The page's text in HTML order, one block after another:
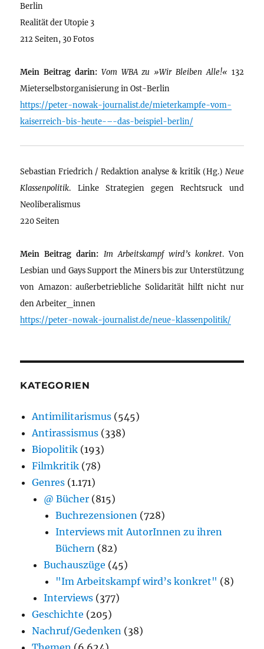
Berlin
Realität der Utopie 3
212 Seiten, 30 Fotos
Mein Beitrag darin: Vom WBA zu »Wir Bleiben Alle!« 132
Mieterselbstorganisierung in Ost-Berlin
https://peter-nowak-journalist.de/mieterkampfe-vom-
kaiserreich-bis-heute-–-das-beispiel-berlin/
Sebastian Friedrich / Redaktion analyse & kritik (Hg.) Neue
Klassenpolitik. Linke Strategien gegen Rechtsruck und
Neoliberalismus
220 Seiten
Mein Beitrag darin: Im Arbeitskampf wird’s konkret. Von
Lesbian und Gays Support the Miners bis zur Unterstützung
von Amazon: außerbetriebliche Solidarität hilft nicht nur
den Arbeiter_innen
https://peter-nowak-journalist.de/neue-klassenpolitik/
KATEGORIEN
Antimilitarismus (545)
Antirassismus (338)
Biopolitik (193)
Filmkritik (78)
Genres (1.171)
@ Bücher (815)
Buchrezensionen (728)
Interviews mit AutorInnen zu ihren
Büchern (82)
Buchauszüge (45)
"Im Arbeitskampf wird’s konkret" (8)
Interviews (377)
Geschichte (205)
Nachruf/Gedenken (38)